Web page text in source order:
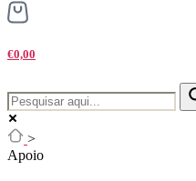
€0,00
>
Apoio